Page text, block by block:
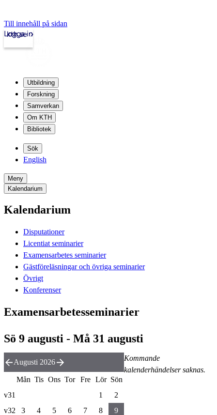
Till innehåll på sidan
kth.se
Logga in
Utbildning
Forskning
Samverkan
Om KTH
Bibliotek
Sök
English
Meny
Kalendarium
Kalendarium
Disputationer
Licentiat seminarier
Examensarbetes seminarier
Gästföreläsningar och övriga seminarier
Övrigt
Konferenser
Examensarbetesseminarier
Sö 9 augusti - Må 31 augusti
Kommande
kalenderhändelser saknas.
Augusti 2026
Mån Tis Ons Tor Fre Lör Sön
v31
1
2
v32
3 4 5 6 7 8
9